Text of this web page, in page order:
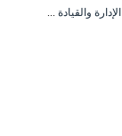
الإدارة والقيادة ...